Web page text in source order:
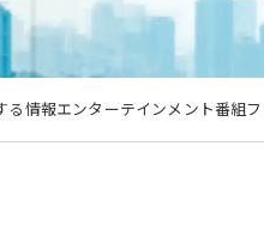
情報エンターテインメント番組